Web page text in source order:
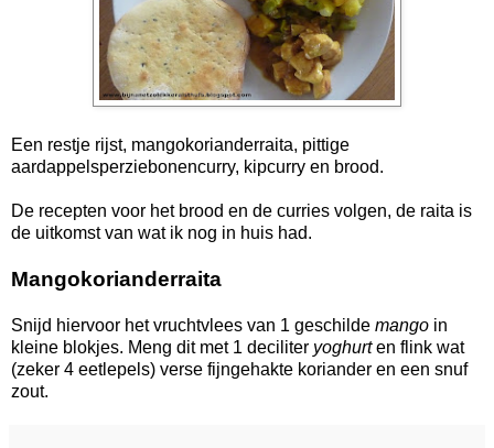
Een restje rijst, mangokorianderraita, pittige
aardappelsperziebonencurry, kipcurry en brood.
De recepten voor het brood en de curries volgen, de raita is
de uitkomst van wat ik nog in huis had.
Mangokorianderraita
Snijd hiervoor het vruchtvlees van 1 geschilde mango in
kleine blokjes. Meng dit met 1 deciliter yoghurten flink wat
(zeker 4 eetlepels) verse fijngehakte koriander en een snuf
zout.